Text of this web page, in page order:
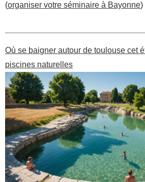
(organiser votre séminaire à Bayonne)
Où se baigner autour de toulouse cet
piscines naturelles